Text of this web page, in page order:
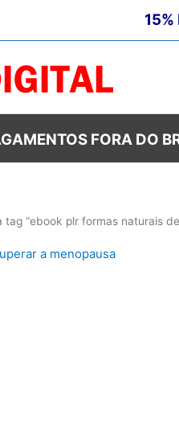
15%
FORA DO
“ebook plr formas naturais
a menopausa